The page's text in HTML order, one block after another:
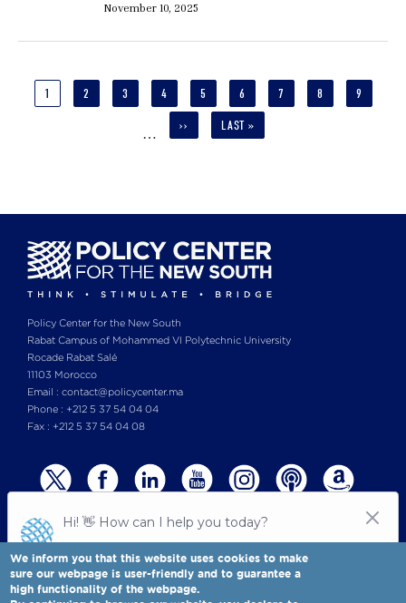
November 10, 2025
CURRENT
1 PAGE
2 PAGE
3 PAGE
4 PAGE
5 PAGE
6 PAGE
7 PAGE
8 PAGE
9
…
NEXT
››
LAST
LAST »
Policy Center for the New South
Rabat Campus of Mohammed VI Polytechnic University
Rocade Rabat Salé
11103 Morocco
Email : contact@policycenter.ma
Phone : +212 5 37 54 04 04
Fax : +212 5 37 54 04 08
© Copyright 2025 All rights reserved Policy Center for the New South
We inform you that this website uses cookies to make
sure our webpage is user-friendly and to guarantee a
high functionality of the webpage.